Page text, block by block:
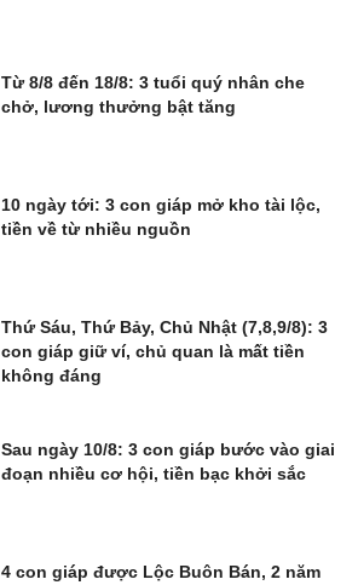
Từ 8/8 đến 18/8: 3 tuổi quý nhân che
chở, lương thưởng bật tăng
10 ngày tới: 3 con giáp mở kho tài lộc,
tiền về từ nhiều nguồn
Thứ Sáu, Thứ Bảy, Chủ Nhật (7,8,9/8): 3
con giáp giữ ví, chủ quan là mất tiền
không đáng
Sau ngày 10/8: 3 con giáp bước vào giai
đoạn nhiều cơ hội, tiền bạc khởi sắc
4 con giáp được Lộc Buôn Bán, 2 năm